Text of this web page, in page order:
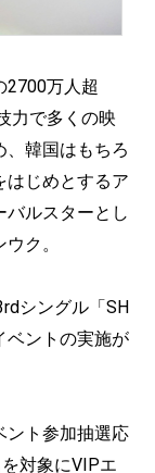
2700万人超
力で多くの映
韓国はもちろ
はじめとするア
バルスターとし
ク。
シングル「SH
ベントの実施が
ント参加抽選応
対象にVIPエ